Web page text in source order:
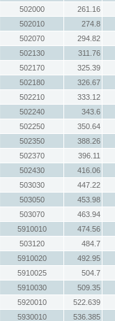
502000
261.16
502010
274.8
502070
294.82
502130
311.76
502170
325.39
502180
326.67
502210
333.12
502240
343.6
502250
350.64
502350
388.26
502370
396.11
502430
416.06
503030
447.22
503050
453.98
503070
463.94
5910010
474.56
503120
484.7
5910020
492.95
5910025
504.7
5910030
509.35
5920010
522.639
5930010
536.385